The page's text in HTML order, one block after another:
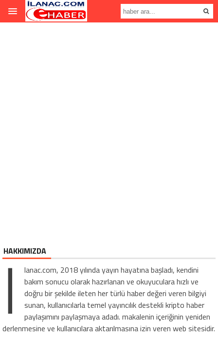
HAKKIMIZDA
İ lanac.com, 2018 yılında yayın hayatına başladı, kendini
bakım sonucu olarak hazırlanan ve okuyuculara hızlı ve
doğru bir şekilde ileten her türlü haber değeri veren bilgiyi
sunan, kullanıcılarla temel yayıncılık destekli kripto haber
paylaşımını paylaşmaya adadı. makalenin içeriğinin yeniden
derlenmesine ve kullanıcılara aktarılmasına izin veren web sitesidir.